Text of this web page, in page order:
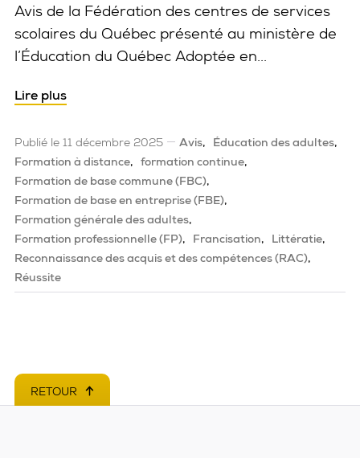
Avis de la Fédération des centres de services
scolaires du Québec présenté au ministère de
l’Éducation du Québec Adoptée en...
Lire plus
Publié le 11 décembre 2025 Avis
Éducation des adultes
Formation à distance
formation continue
Formation de base commune (FBC)
Formation de base en entreprise (FBE)
Formation générale des adultes
Formation professionnelle (FP)
Francisation
Littératie
Reconnaissance des acquis et des compétences (RAC)
Réussite
RETOUR EN HAUT DE PAGE